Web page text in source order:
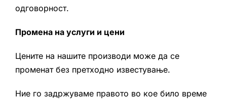
одговорност.
Промена на услуги и цени
Цените на нашите производи може да се
променат без претходно известување.
Ние го задржуваме правото во кое било време